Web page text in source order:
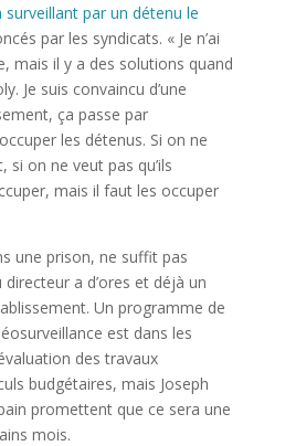
surveillant par un détenu le
par les syndicats. « Je n’ai
mais il y a des solutions quand
Je suis convaincu d’une
ça passe par
les détenus. Si on ne
si on ne veut pas qu’ils
mais il faut les occuper
une prison, ne suffit pas
a d’ores et déjà un
Un programme de
est dans les
des travaux
budgétaires, mais Joseph
promettent que ce sera une
mois.